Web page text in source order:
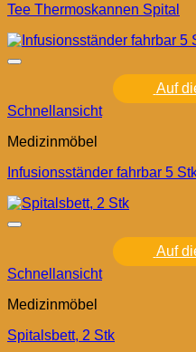
Tee Thermoskannen Spital
Auf
Schnellansicht
Medizinmöbel
Infusionsständer fahrbar 5
Auf
Schnellansicht
Medizinmöbel
Spitalsbett, 2 Stk